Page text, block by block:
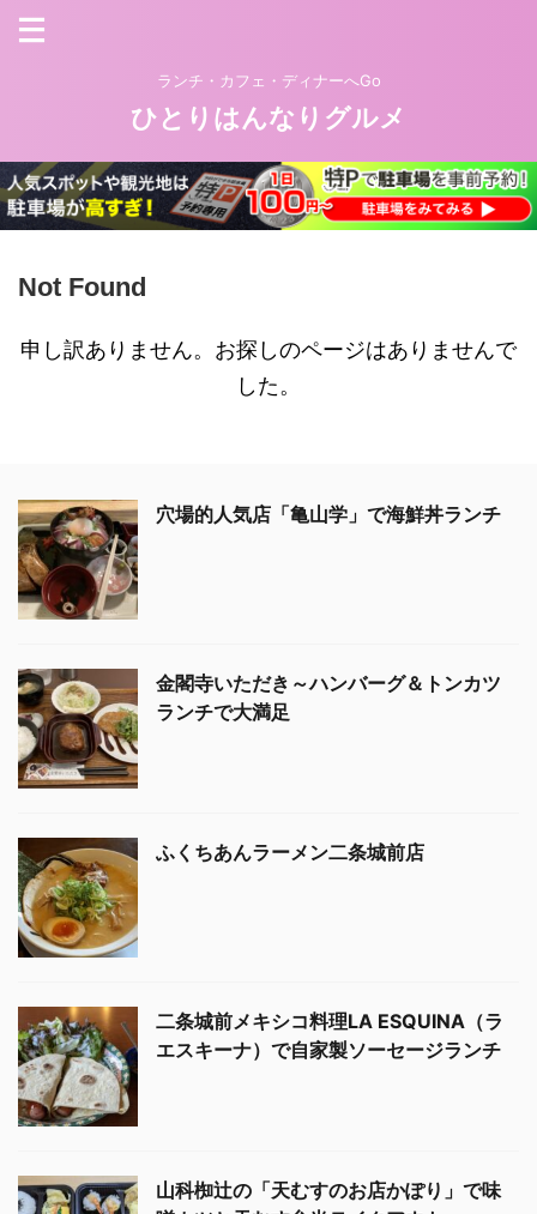
ランチ・カフェ・ディナーへGo
ひとりはんなりグルメ
Not Found
申し訳ありません。お探しのページはありませんで
した。
穴場的人気店「亀山学」で海鮮丼ランチ
金閣寺いただき～ハンバーグ＆トンカツ
ランチで大満足
ふくちあんラーメン二条城前店
二条城前メキシコ料理LA ESQUINA（ラ
エスキーナ）で自家製ソーセージランチ
山科椥辻の「天むすのお店かぽり」で味